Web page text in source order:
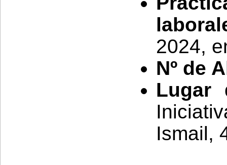
2024,
Nº de
Lugar
Ismail,